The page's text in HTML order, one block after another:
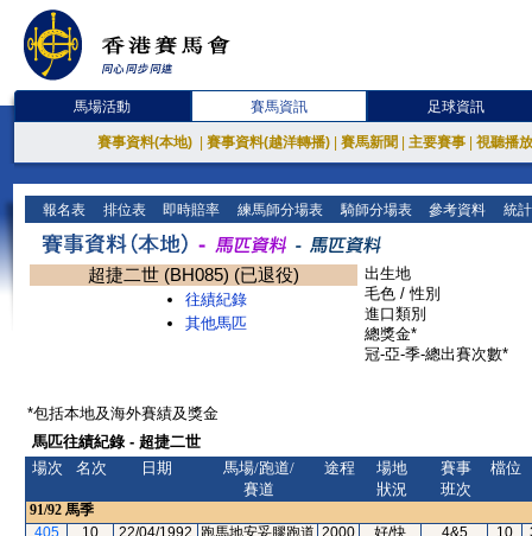
馬場活動 賽馬資訊 足球資訊
賽事資料(本地) 賽事資料(越洋轉播) 賽馬新聞 主要賽事 視聽播
報名表 排位表 即時賠率 練馬師分場表 騎師分場表 參考資料 統
超捷二世 (BH085) (已退役)
往績紀錄
其他馬匹
出生地
毛色 / 性別
進口類別
總獎金*
冠-亞-季-總出賽次數*
*包括本地及海外賽績及獎金
馬匹往績紀錄 - 超捷二世
場次
名次 日期
馬場/跑道/
賽道
途程
場地
狀況
賽事
班次
檔位
91/92 馬季
405
10 22/04/1992 跑馬地安妥膠跑道 2000 好/快 4&5 10